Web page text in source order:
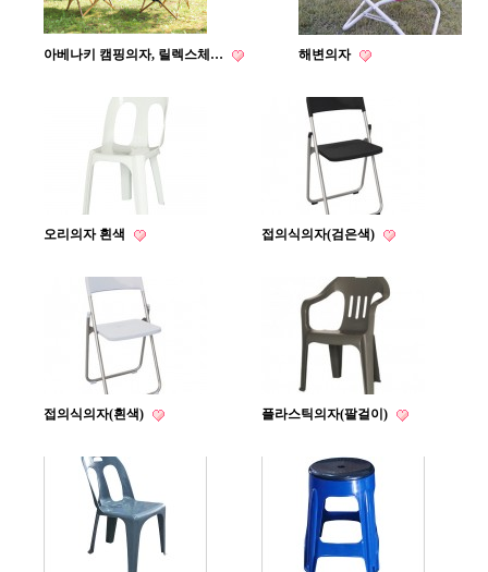
아베나키 캠핑의자, 릴렉스체… 해변의자
오리의자 흰색 접의식의자(검은색)
접의식의자(흰색) 플라스틱의자(팔걸이)